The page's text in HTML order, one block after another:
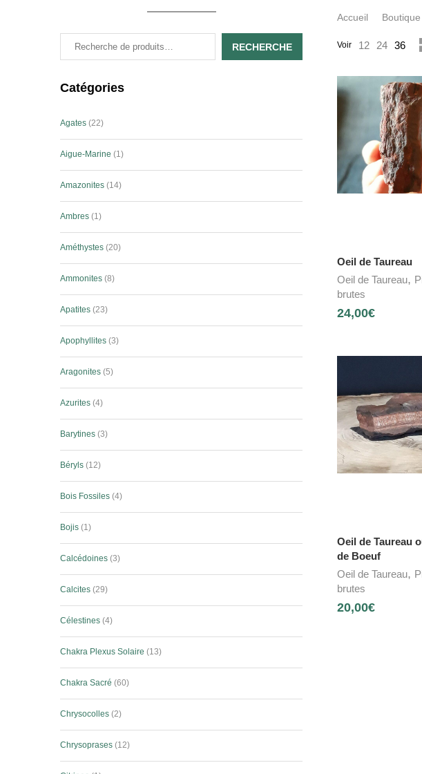
Accueil Boutique
Voir 12 24 36
Oeil de Taureau
Oeil de Taureau,
brutes
24,00€
Oeil de Taureau
de Boeuf
Oeil de Taureau,
brutes
20,00€
RECHERCHE
Catégories
Agates 22
Aigue-Marine 1
Amazonites 14
Ambres 1
Améthystes 20
Ammonites 8
Apatites 23
Apophyllites 3
Aragonites 5
Azurites 4
Barytines 3
Béryls 12
Bois Fossiles 4
Bojis 1
Calcédoines 3
Calcites 29
Célestines 4
Chakra Plexus Solaire 13
Chakra Sacré 60
Chrysocolles 2
Chrysoprases 12